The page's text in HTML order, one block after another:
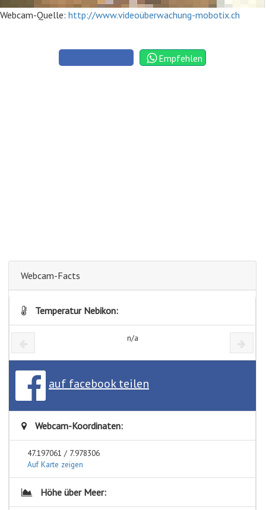
Webcam-Quelle: http://www.videoüberwachung-mobotix.ch
Empfehlen
Webcam-Facts
Temperatur Nebikon:
n/a
auf facebook teilen
Webcam-Koordinaten:
47.197061 / 7.978306
Auf Karte zeigen
Höhe über Meer: